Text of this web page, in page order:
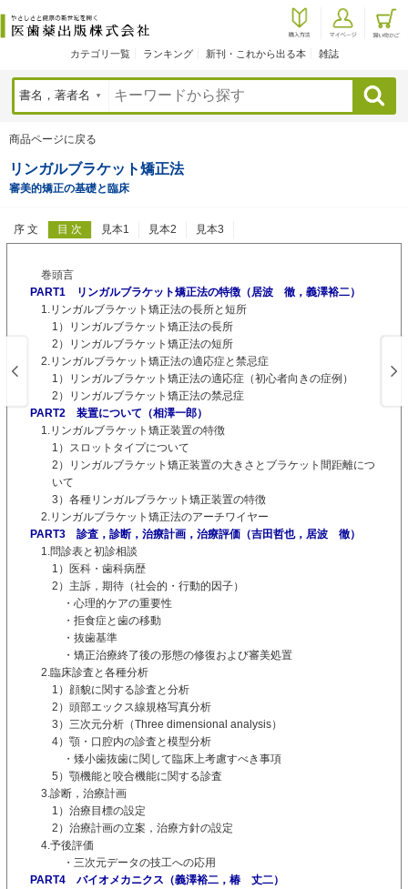
カテゴリ一覧 ランキング 新刊・これから出る本 雑誌
検索
商品ページに戻る
リンガルブラケット矯正法
審美的矯正の基礎と臨床
序 文 目 次 見本1 見本2 見本3
巻頭言
PART1 リンガルブラケット矯正法の特徴（居波 徹，義澤裕二）
1.リンガルブラケット矯正法の長所と短所
1）リンガルブラケット矯正法の長所
2）リンガルブラケット矯正法の短所
2.リンガルブラケット矯正法の適応症と禁忌症
1）リンガルブラケット矯正法の適応症（初心者向きの症例）
2）リンガルブラケット矯正法の禁忌症
PART2 装置について（相澤一郎）
1.リンガルブラケット矯正装置の特徴
1）スロットタイプについて
2）リンガルブラケット矯正装置の大きさとブラケット間距離につ
いて
3）各種リンガルブラケット矯正装置の特徴
2.リンガルブラケット矯正法のアーチワイヤー
PART3 診査，診断，治療計画，治療評価（吉田哲也，居波 徹）
1.問診表と初診相談
1）医科・歯科病歴
2）主訴，期待（社会的・行動的因子）
・心理的ケアの重要性
・拒食症と歯の移動
・抜歯基準
・矯正治療終了後の形態の修復および審美処置
2.臨床診査と各種分析
1）顔貌に関する診査と分析
2）頭部エックス線規格写真分析
3）三次元分析（Three dimensional analysis）
4）顎・口腔内の診査と模型分析
・矮小歯抜歯に関して臨床上考慮すべき事項
5）顎機能と咬合機能に関する診査
3.診断，治療計画
1）治療目標の設定
2）治療計画の立案，治療方針の設定
4.予後評価
・三次元データの技工への応用
PART4 バイオメカニクス（義澤裕二，椿 丈二）